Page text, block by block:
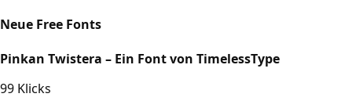
Neue Free Fonts
Pinkan Twistera – Ein Font von TimelessType
99 Klicks